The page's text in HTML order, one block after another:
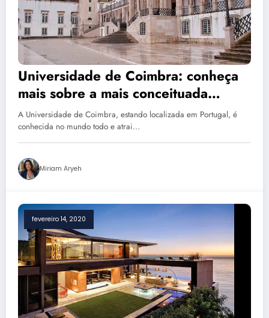
Universidade de Coimbra: conheça
mais sobre a mais conceituada
universidade de Portugal
A Universidade de Coimbra, estando localizada em Portugal, é
conhecida no mundo todo e atrai…
Miriam Aryeh
fevereiro 14, 2020